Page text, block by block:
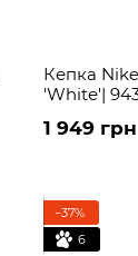
Кепка
'White'|
1 949 грн
−37%
6